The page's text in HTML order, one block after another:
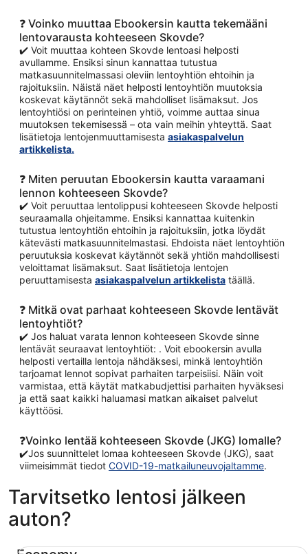
❓ Voinko muuttaa Ebookersin kautta tekemääni
lentovarausta kohteeseen Skovde?
✔️ Voit muuttaa kohteen Skovde lentoasi helposti
avullamme. Ensiksi sinun kannattaa tutustua
matkasuunnitelmassasi oleviin lentoyhtiön ehtoihin ja
rajoituksiin. Näistä näet helposti lentoyhtiön muutoksia
koskevat käytännöt sekä mahdolliset lisämaksut. Jos
lentoyhtiösi on perinteinen yhtiö, voimme auttaa sinua
muutoksen tekemisessä – ota vain meihin yhteyttä. Saat
lisätietoja lentojenmuuttamisesta asiakaspalvelun
artikkelista.
❓ Miten peruutan Ebookersin kautta varaamani
lennon kohteeseen Skovde?
✔️ Voit peruuttaa lentolippusi kohteeseen Skovde helposti
seuraamalla ohjeitamme. Ensiksi kannattaa kuitenkin
tutustua lentoyhtiön ehtoihin ja rajoituksiin, jotka löydät
kätevästi matkasuunnitelmastasi. Ehdoista näet lentoyhtiön
peruutuksia koskevat käytännöt sekä yhtiön mahdollisesti
veloittamat lisämaksut. Saat lisätietoja lentojen
peruuttamisesta asiakaspalvelun artikkelista täällä.
❓ Mitkä ovat parhaat kohteeseen Skovde lentävät
lentoyhtiöt?
✔️ Jos haluat varata lennon kohteeseen Skovde sinne
lentävät seuraavat lentoyhtiöt: . Voit ebookersin avulla
helposti vertailla lentoja nähdäksesi, minkä lentoyhtiön
tarjoamat lennot sopivat parhaiten tarpeisiisi. Näin voit
varmistaa, että käytät matkabudjettisi parhaiten hyväksesi
ja että saat kaikki haluamasi matkan aikaiset palvelut
käyttöösi.
❓Voinko lentää kohteeseen Skovde (JKG) lomalle?
✔️Jos suunnittelet lomaa kohteeseen Skovde (JKG), saat
viimeisimmät tiedot COVID-19-matkailuneuvojaltamme.
Tarvitsetko lentosi jälkeen
auton?
Economy Chevrolet Spark